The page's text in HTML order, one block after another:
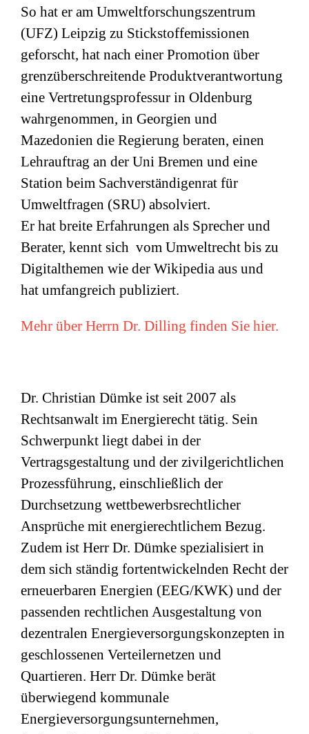
So hat er am Umweltforschungszentrum
(UFZ) Leipzig zu Stickstoffemissionen
geforscht, hat nach einer Promotion über
grenzüberschreitende Produktverantwortung
eine Vertretungsprofessur in Oldenburg
wahrgenommen, in Georgien und
Mazedonien die Regierung beraten, einen
Lehrauftrag an der Uni Bremen und eine
Station beim Sachverständigenrat für
Umweltfragen (SRU) absolviert.
Er hat breite Erfahrungen als Sprecher und
Berater, kennt sich vom Umweltrecht bis zu
Digitalthemen wie der Wikipedia aus und
hat umfangreich publiziert.
Mehr über Herrn Dr. Dilling finden Sie hier.
Dr. Christian Dümke ist seit 2007 als
Rechtsanwalt im Energierecht tätig. Sein
Schwerpunkt liegt dabei in der
Vertragsgestaltung und der zivilgerichtlichen
Prozessführung, einschließlich der
Durchsetzung wettbewerbsrechtlicher
Ansprüche mit energierechtlichem Bezug.
Zudem ist Herr Dr. Dümke spezialisiert in
dem sich ständig fortentwickelnden Recht der
erneuerbaren Energien (EEG/KWK) und der
passenden rechtlichen Ausgestaltung von
dezentralen Energieversorgungskonzepten in
geschlossenen Verteilernetzen und
Quartieren. Herr Dr. Dümke berät
überwiegend kommunale
Energieversorgungsunternehmen,